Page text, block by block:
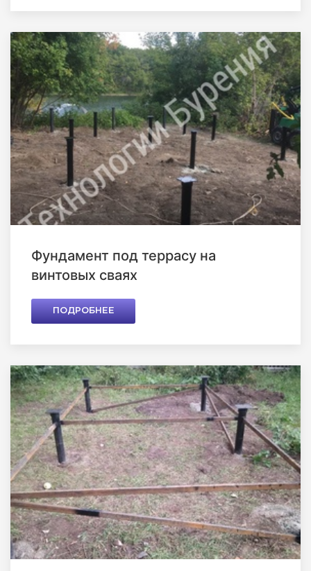
Фундамент под террасу на
винтовых сваях
ПОДРОБНЕЕ